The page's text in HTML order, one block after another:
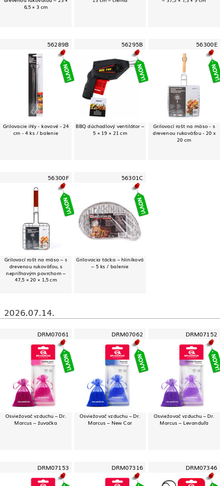
6,5 × 3 cm
56289B
Grilovacie ihly - kovové - 24
cm - 4 ks / balenie
56295B
BBQ dúchadlový ventilátor –
5 × 19 × 21 cm
56300E
Grilovací rošt na mäso - s
drevenou rukoväťou - 20 x
20 cm
56300F
Grilovací rošt na mäso – s
drevenou rukoväťou, s
nepriľnavým povrchom –
47,5 × 20 × 1,5 cm
56301C
Grilovacia tácka – hliníková
– 5 ks / balenie
2026.07.14.
DRM07061
Osviežovač vzduchu – Dr.
Marcus – žuvačka
DRM07062
Osviežovač vzduchu – Dr.
Marcus – New Car
DRM07152
Osviežovač vzduchu – Dr.
Marcus – Levanduľa
DRM07153 DRM07316 DRM07346